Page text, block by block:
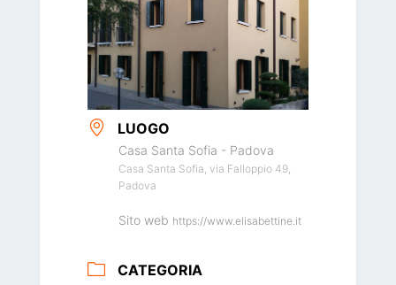
LUOGO
Casa Santa Sofia - Padova
Casa Santa Sofia, via Falloppio 49,
Padova
Sito web https://www.elisabettine.it
CATEGORIA